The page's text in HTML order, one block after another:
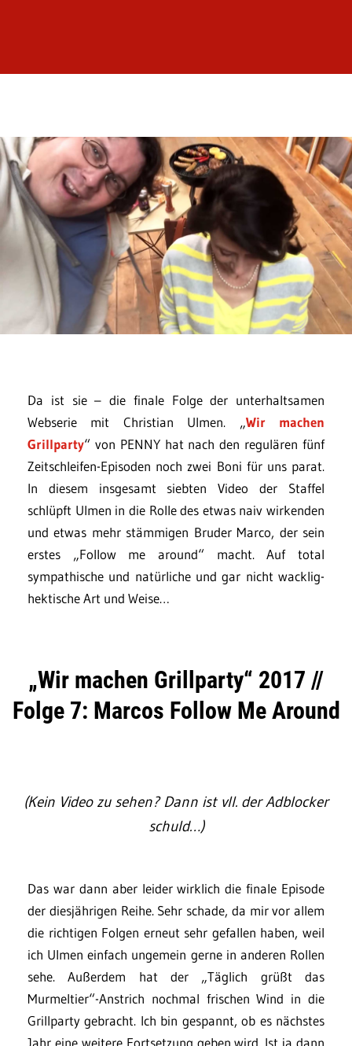
Da ist sie – die finale Folge der unterhaltsamen
Webserie mit Christian Ulmen. „Wir machen
Grillparty“ von PENNY hat nach den regulären fünf
Zeitschleifen-Episoden noch zwei Boni für uns parat.
In diesem insgesamt siebten Video der Staffel
schlüpft Ulmen in die Rolle des etwas naiv wirkenden
und etwas mehr stämmigen Bruder Marco, der sein
erstes „Follow me around“ macht. Auf total
sympathische und natürliche und gar nicht wacklig-
hektische Art und Weise…
„Wir machen Grillparty“ 2017 //
Folge 7: Marcos Follow Me Around
(Kein Video zu sehen? Dann ist vll. der Adblocker
schuld…)
Das war dann aber leider wirklich die finale Episode
der diesjährigen Reihe. Sehr schade, da mir vor allem
die richtigen Folgen erneut sehr gefallen haben, weil
ich Ulmen einfach ungemein gerne in anderen Rollen
sehe. Außerdem hat der „Täglich grüßt das
Murmeltier“-Anstrich nochmal frischen Wind in die
Grillparty gebracht. Ich bin gespannt, ob es nächstes
Jahr eine weitere Fortsetzung geben wird. Ist ja dann